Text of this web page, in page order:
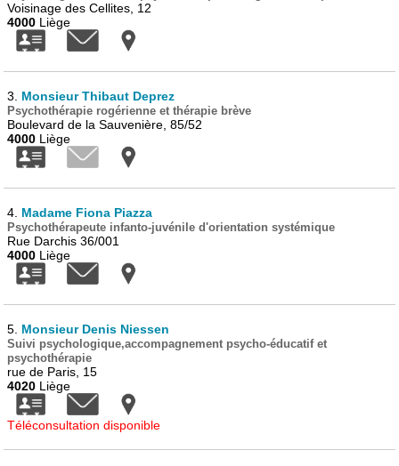
Voisinage des Cellites, 12
4000 Liège
3. Monsieur Thibaut Deprez
Psychothérapie rogérienne et thérapie brève
Boulevard de la Sauvenière, 85/52
4000 Liège
4. Madame Fiona Piazza
Psychothérapeute infanto-juvénile d'orientation systémique
Rue Darchis 36/001
4000 Liège
5. Monsieur Denis Niessen
Suivi psychologique,accompagnement psycho-éducatif et
psychothérapie
rue de Paris, 15
4020 Liège
Téléconsultation disponible